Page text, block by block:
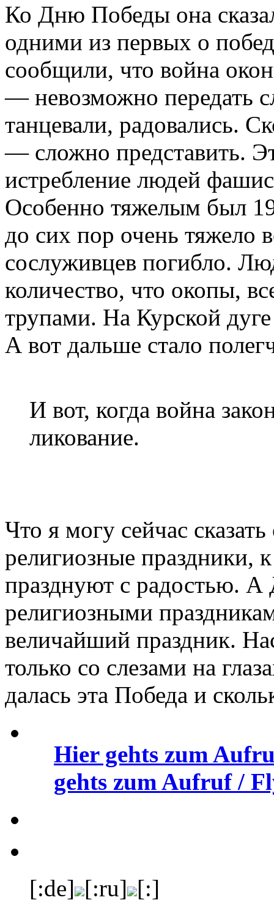
Ко Дню Победы она
одними из первых о
сообщили, что война
— невозможно передать
танцевали, радовались.
— сложно представить.
истребление людей
Особенно тяжелым был
до сих пор очень тяжело
сослуживцев погибло.
количество, что окопы,
трупами. На Курской
А вот дальше стало
И вот, когда война
ликование.
Что я могу сейчас
религиозные праздники,
празднуют с радостью.
религиозными
величайший праздник.
только со слезами на
далась эта Победа и
Hier gehts zum
gehts zum Aufruf /
[:de] [:ru] [:]